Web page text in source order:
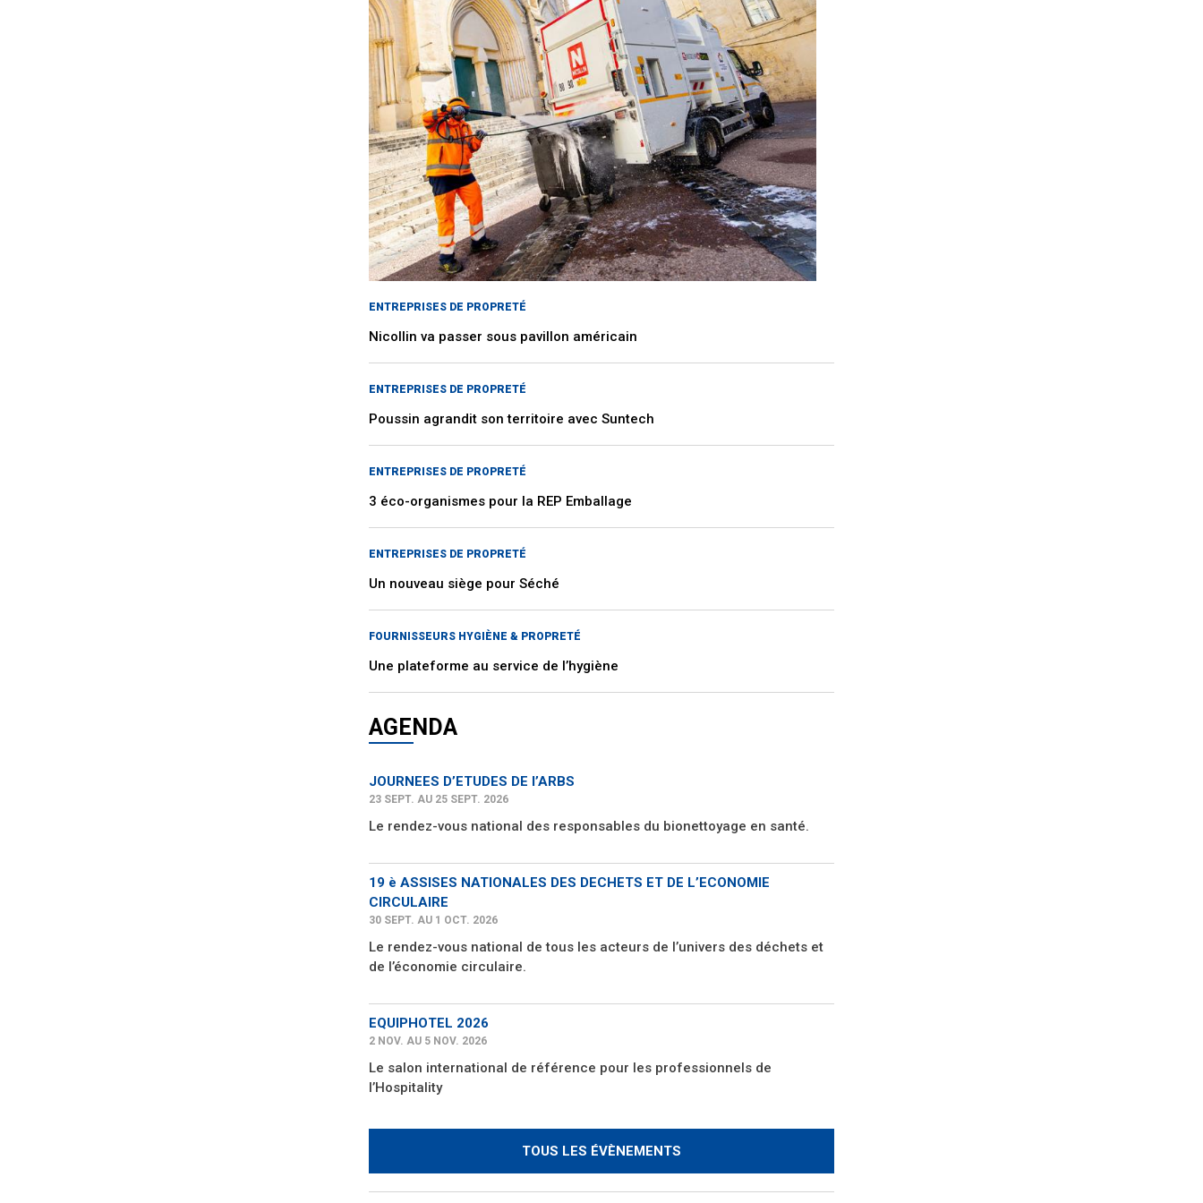
ENTREPRISES DE PROPRETÉ
Nicollin va passer sous pavillon américain
ENTREPRISES DE PROPRETÉ
Poussin agrandit son territoire avec Suntech
ENTREPRISES DE PROPRETÉ
3 éco-organismes pour la REP Emballage
ENTREPRISES DE PROPRETÉ
Un nouveau siège pour Séché
FOURNISSEURS HYGIÈNE & PROPRETÉ
Une plateforme au service de l’hygiène
AGENDA
JOURNEES D’ETUDES DE l’ARBS
23 SEPT. AU 25 SEPT. 2026
Le rendez-vous national des responsables du bionettoyage en santé.
19 è ASSISES NATIONALES DES DECHETS ET DE L’ECONOMIE
CIRCULAIRE
30 SEPT. AU 1 OCT. 2026
Le rendez-vous national de tous les acteurs de l’univers des déchets et
de l’économie circulaire.
EQUIPHOTEL 2026
2 NOV. AU 5 NOV. 2026
Le salon international de référence pour les professionnels de
l’Hospitality
TOUS LES ÉVÈNEMENTS